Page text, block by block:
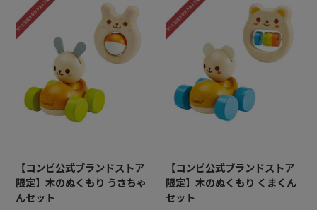
【コンビ公式ブランドストア
限定】木のぬくもり うさちゃ
んセット
【コンビ公式ブランドストア
限定】木のぬくもり くまくん
セット